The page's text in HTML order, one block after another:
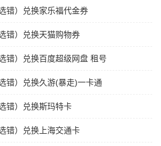
错）兑换家乐福代金券
错）兑换天猫购物券
错）兑换百度超级网盘 租号
错）兑换久游(暴走)一卡通
错）兑换斯玛特卡
错）兑换上海交通卡